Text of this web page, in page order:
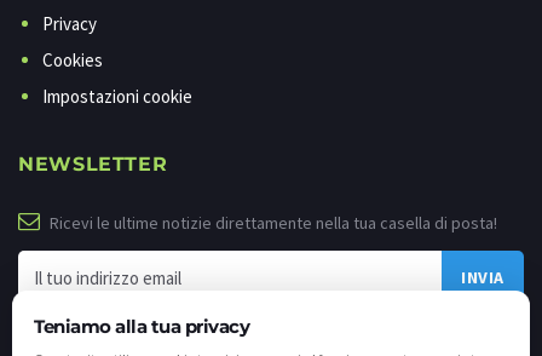
Teniamo alla tua privacy
Privacy
Cookies
Impostazioni cookie
NEWSLETTER
Ricevi le ultime notizie direttamente nella tua casella di posta!